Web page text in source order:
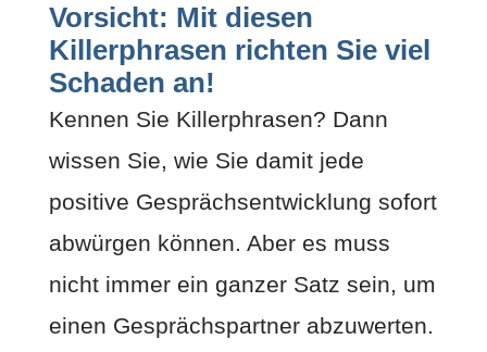
Vorsicht: Mit diesen
Killerphrasen richten Sie viel
Schaden an!
Kennen Sie Killerphrasen? Dann
wissen Sie, wie Sie damit jede
positive Gesprächsentwicklung sofort
abwürgen können. Aber es muss
nicht immer ein ganzer Satz sein, um
einen Gesprächspartner abzuwerten.